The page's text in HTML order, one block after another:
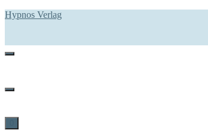
Hypnos Verlag